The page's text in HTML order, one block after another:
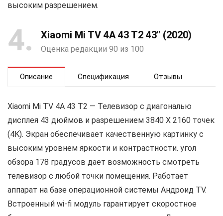
высоким разрешением.
4 Xiaomi Mi TV 4A 43 T2 43″ (2020)
Оценка редакции 90 из 100
Описание Спецификация Отзывы
Xiaomi Mi TV 4A 43 T2 — Телевизор с диагональю
дисплея 43 дюймов и разрешением 3840 X 2160 точек
(4K). Экран обеспечивает качественную картинку с
высоким уровнем яркости и контрастности. угол
обзора 178 градусов дает возможность смотреть
телевизор с любой точки помещения. Работает
аппарат на базе операционной системы Андроид TV.
Встроенный wi-fi модуль гарантирует скоростное